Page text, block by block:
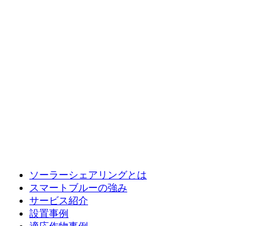
ソーラーシェアリングとは
スマートブルーの強み
サービス紹介
設置事例